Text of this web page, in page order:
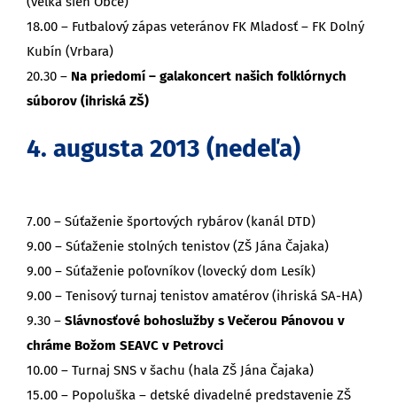
18.00 – Futbalový zápas veteránov FK Mladosť – FK Dolný
Kubín (Vrbara)
20.30 – Na priedomí – galakoncert našich folklórnych
súborov (ihriská ZŠ)
4. augusta 2013 (nedeľa)
7.00 – Súťaženie športových rybárov (kanál DTD)
9.00 – Súťaženie stolných tenistov (ZŠ Jána Čajaka)
9.00 – Súťaženie poľovníkov (lovecký dom Lesík)
9.00 – Tenisový turnaj tenistov amatérov (ihriská SA-HA)
9.30 – Slávnosťové bohoslužby s Večerou Pánovou v
chráme Božom SEAVC v Petrovci
10.00 – Turnaj SNS v šachu (hala ZŠ Jána Čajaka)
15.00 – Popoluška – detské divadelné predstavenie ZŠ